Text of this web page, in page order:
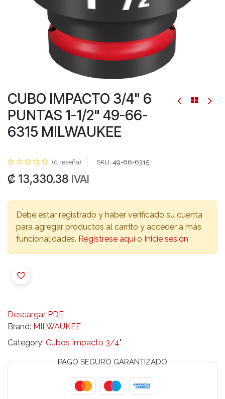
CUBO IMPACTO 3/4" 6
PUNTAS 1-1/2" 49-66-
6315 MILWAUKEE
(0 reseña) SKU: 49-66-6315
₡ 13,330.38 IVAI
Debe estar registrado y haber verificado su cuenta
para agregar productos al carrito y acceder a más
funcionalidades. Regístrese aquí o Inicie sesión
Descargar PDF
Brand: MILWAUKEE
Category: Cubos Impacto 3/4"
PAGO SEGURO GARANTIZADO